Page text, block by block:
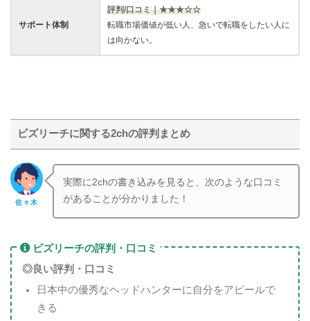
サポート体制
評判/口コミ｜★★★☆☆
転職市場価値が低い人、急いで転職をしたい人に
は向かない。
ビズリーチに関する2chの評判まとめ
佐々木
実際に2chの書き込みを見ると、次のような口コミ
があることが分かりました！
ビズリーチの評判・口コミ
◎良い評判・口コミ
日本中の優秀なヘッドハンターに自分をアピールで
きる